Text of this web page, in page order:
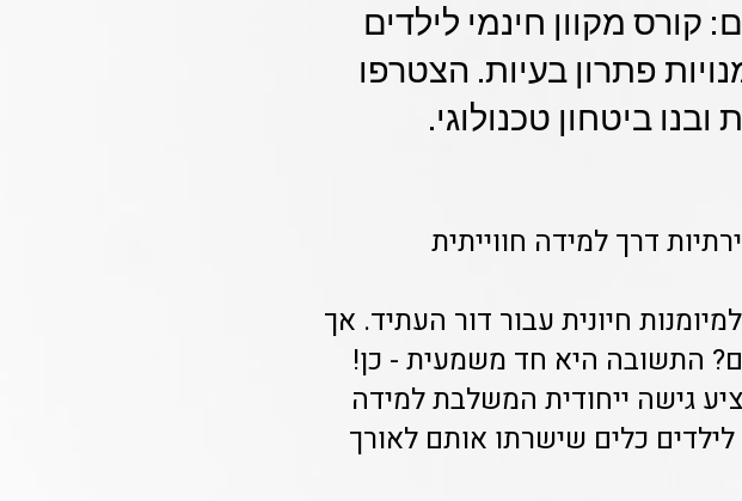
קורס מקוון חינמי לילדים
פתרון בעיות. הצטרפו
ביטחון טכנולוגי.
דרך למידה חווייתית
חיונית עבור דור העתיד. אך
התשובה היא חד משמעית - כן!
גישה ייחודית המשלבת למידה
לילדים כלים שישרתו אותם לאורך